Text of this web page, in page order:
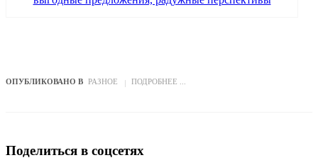
ОПУБЛИКОВАНО В РАЗНОЕ ПОДРОБНЕЕ ...
Поделиться в соцсетях